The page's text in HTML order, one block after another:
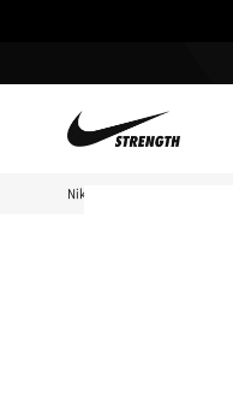
Nike Strength TOP